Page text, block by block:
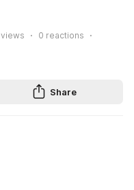
views 0 reactions
Share